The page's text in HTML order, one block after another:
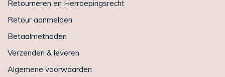
Retourneren en Herroepingsrecht
Retour aanmelden
Betaalmethoden
Verzenden & leveren
Algemene voorwaarden